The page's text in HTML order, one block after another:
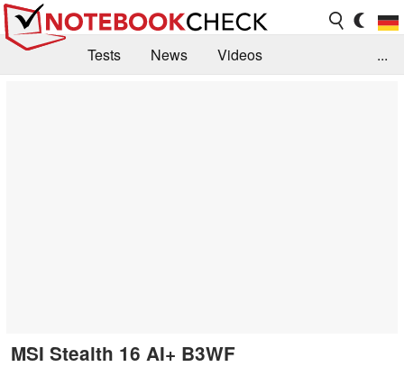
Tests News
Videos
...
MSI Stealth 16 AI+ B3WF